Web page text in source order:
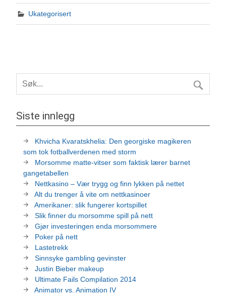
Ukategorisert
Siste innlegg
Khvicha Kvaratskhelia: Den georgiske magikeren
som tok fotballverdenen med storm
Morsomme matte-vitser som faktisk lærer barnet
gangetabellen
Nettkasino – Vær trygg og finn lykken på nettet
Alt du trenger å vite om nettkasinoer
Amerikaner: slik fungerer kortspillet
Slik finner du morsomme spill på nett
Gjør investeringen enda morsommere
Poker på nett
Lastetrekk
Sinnsyke gambling gevinster
Justin Bieber makeup
Ultimate Fails Compilation 2014
Animator vs. Animation IV